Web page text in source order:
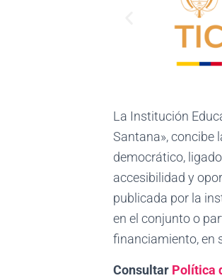
La Institución
Santana», concibe
democrático,
accesibilidad y
publicada por la
en el conjunto o
financiamiento, en
Consultar Política